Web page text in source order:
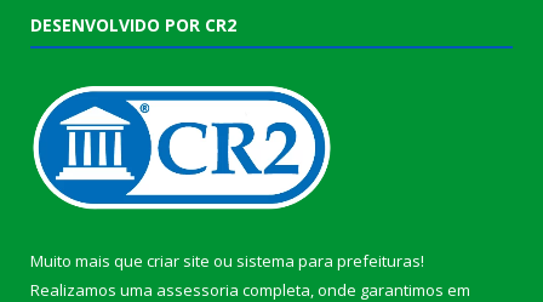
DESENVOLVIDO POR CR2
Muito mais que criar site ou sistema para prefeituras!
Realizamos uma assessoria completa, onde garantimos em